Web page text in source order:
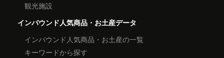
観光施設
インバウンド人気商品・お土産データ
インバウンド人気商品・お土産の一覧
キーワードから探す